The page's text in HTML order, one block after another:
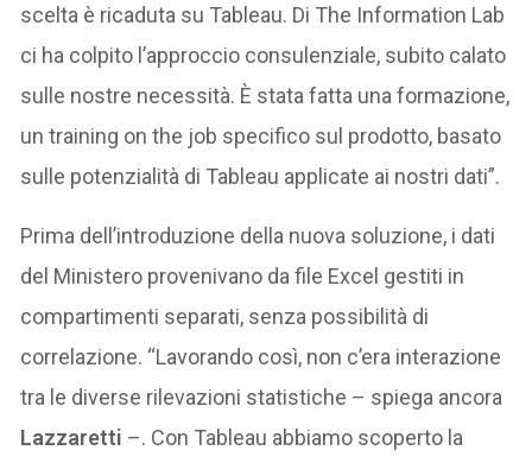
scelta è ricaduta su Tableau. Di The Information Lab
ci ha colpito l’approccio consulenziale, subito calato
sulle nostre necessità. È stata fatta una formazione,
un training on the job specifico sul prodotto, basato
sulle potenzialità di Tableau applicate ai nostri dati”.
Prima dell’introduzione della nuova soluzione, i dati
del Ministero provenivano da file Excel gestiti in
compartimenti separati, senza possibilità di
correlazione. “Lavorando così, non c’era interazione
tra le diverse rilevazioni statistiche – spiega ancora
Lazzaretti –. Con Tableau abbiamo scoperto la